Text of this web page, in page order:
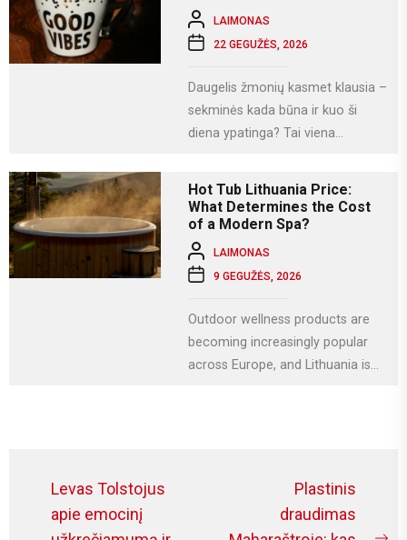
LAIMONAS
22 GEGUŽĖS, 2026
Daugelis žmonių kasmet klausia –
sekminės kada būna ir kuo ši
diena ypatinga? Tai viena
Hot Tub Lithuania Price:
What Determines the Cost
of a Modern Spa?
LAIMONAS
9 GEGUŽĖS, 2026
Outdoor wellness products are
becoming increasingly popular
across Europe, and Lithuania is
Navigacija
tarp
Levas Tolstojus
apie emocinį
Plastinis
draudimas